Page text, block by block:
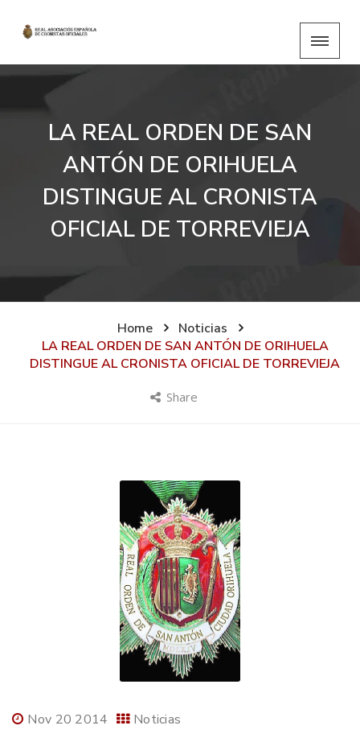
LA REAL ORDEN DE SAN
ANTÓN DE ORIHUELA
DISTINGUE AL CRONISTA
OFICIAL DE TORREVIEJA
Home
Noticias
LA REAL ORDEN DE SAN ANTÓN DE ORIHUELA
DISTINGUE AL CRONISTA OFICIAL DE TORREVIEJA
Share
Nov 20 2014 Noticias